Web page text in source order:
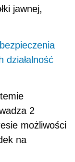
jawnej,
działalność
2
możliwości
na